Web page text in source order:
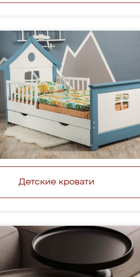
Детские кровати